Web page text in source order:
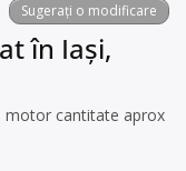
Sugerați o modificare
în Iași,
motor cantitate aprox